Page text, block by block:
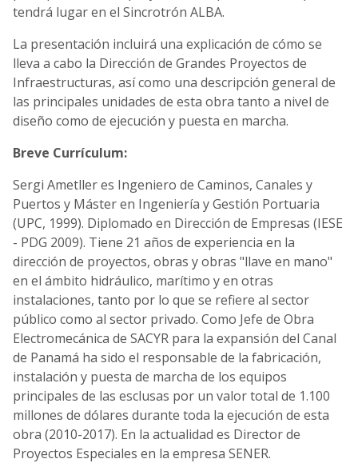
tendrá lugar en el Sincrotrón ALBA.
La presentación incluirá una explicación de cómo se
lleva a cabo la Dirección de Grandes Proyectos de
Infraestructuras, así como una descripción general de
las principales unidades de esta obra tanto a nivel de
diseño como de ejecución y puesta en marcha.
Breve Currículum:
Sergi Ametller es Ingeniero de Caminos, Canales y
Puertos y Máster en Ingeniería y Gestión Portuaria
(UPC, 1999). Diplomado en Dirección de Empresas (IESE
- PDG 2009). Tiene 21 años de experiencia en la
dirección de proyectos, obras y obras "llave en mano"
en el ámbito hidráulico, marítimo y en otras
instalaciones, tanto por lo que se refiere al sector
público como al sector privado. Como Jefe de Obra
Electromecánica de SACYR para la expansión del Canal
de Panamá ha sido el responsable de la fabricación,
instalación y puesta de marcha de los equipos
principales de las esclusas por un valor total de 1.100
millones de dólares durante toda la ejecución de esta
obra (2010-2017). En la actualidad es Director de
Proyectos Especiales en la empresa SENER.